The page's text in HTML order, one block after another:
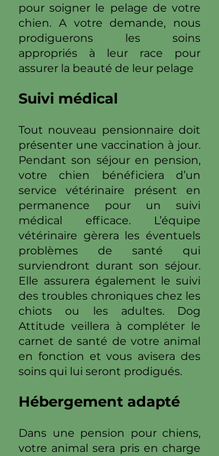
pour soigner le pelage de votre
chien. A votre demande, nous
prodiguerons les soins
appropriés à leur race pour
assurer la beauté de leur pelage
Suivi médical
Tout nouveau pensionnaire doit
présenter une vaccination à jour.
Pendant son séjour en pension,
votre chien bénéficiera d’un
service vétérinaire présent en
permanence pour un suivi
médical efficace. L’équipe
vétérinaire gèrera les éventuels
problèmes de santé qui
surviendront durant son séjour.
Elle assurera également le suivi
des troubles chroniques chez les
chiots ou les adultes. Dog
Attitude veillera à compléter le
carnet de santé de votre animal
en fonction et vous avisera des
soins qui lui seront prodigués.
Hébergement adapté
Dans une pension pour chiens,
votre animal sera pris en charge